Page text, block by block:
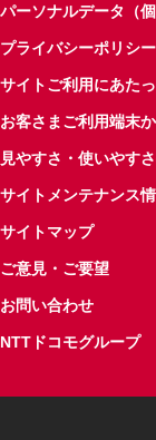
パーソナルデータ（
プライバシーポリシー
サイトご利用にあた
お客さまご利用端末
見やすさ・使いやす
サイトメンテナンス
サイトマップ
ご意見・ご要望
お問い合わせ
NTTドコモグループ